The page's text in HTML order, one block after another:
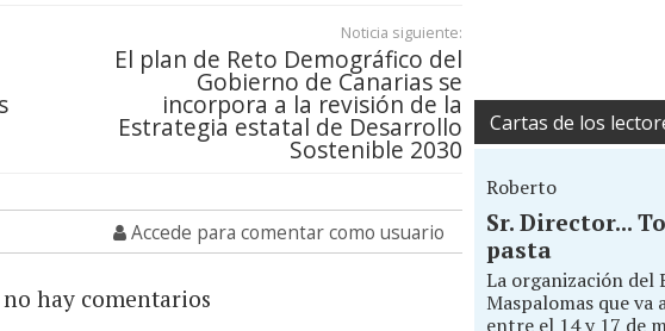
Noticia siguiente:
El plan de Reto Demográfico del
Gobierno de Canarias se
incorpora a la revisión de la
Estrategia estatal de Desarrollo
Sostenible 2030
Accede para comentar como usuario
hay comentarios
Cartas de los
Roberto
Sr. Director...
pasta
La organización del
Maspalomas que va
entre el 14 y 17 de